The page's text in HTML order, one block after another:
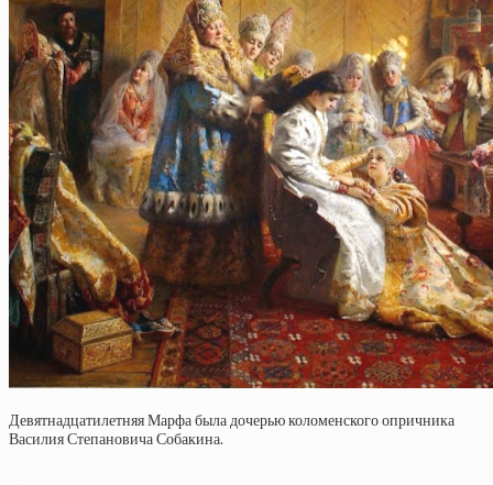
Девятнадцатилетняя Марфа была дочерью коломенского опричника
Василия Степановича Собакина.